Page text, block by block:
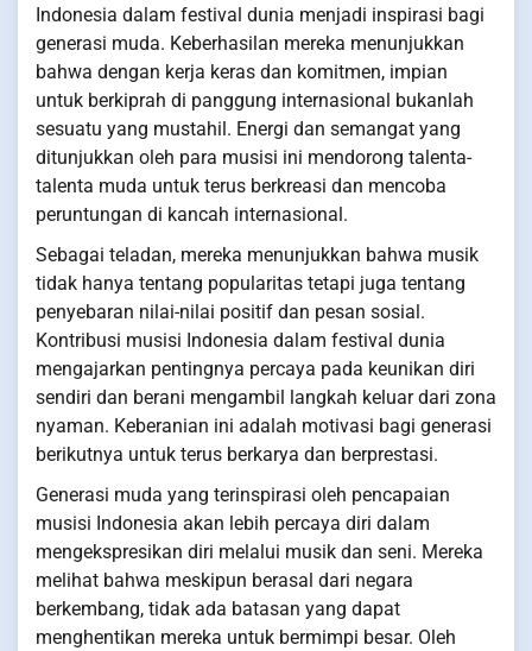
Indonesia dalam festival dunia menjadi inspirasi bagi
generasi muda. Keberhasilan mereka menunjukkan
bahwa dengan kerja keras dan komitmen, impian
untuk berkiprah di panggung internasional bukanlah
sesuatu yang mustahil. Energi dan semangat yang
ditunjukkan oleh para musisi ini mendorong talenta-
talenta muda untuk terus berkreasi dan mencoba
peruntungan di kancah internasional.
Sebagai teladan, mereka menunjukkan bahwa musik
tidak hanya tentang popularitas tetapi juga tentang
penyebaran nilai-nilai positif dan pesan sosial.
Kontribusi musisi Indonesia dalam festival dunia
mengajarkan pentingnya percaya pada keunikan diri
sendiri dan berani mengambil langkah keluar dari zona
nyaman. Keberanian ini adalah motivasi bagi generasi
berikutnya untuk terus berkarya dan berprestasi.
Generasi muda yang terinspirasi oleh pencapaian
musisi Indonesia akan lebih percaya diri dalam
mengekspresikan diri melalui musik dan seni. Mereka
melihat bahwa meskipun berasal dari negara
berkembang, tidak ada batasan yang dapat
menghentikan mereka untuk bermimpi besar. Oleh